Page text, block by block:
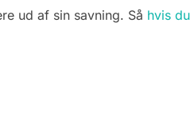
ud af sin savning. Så hvis